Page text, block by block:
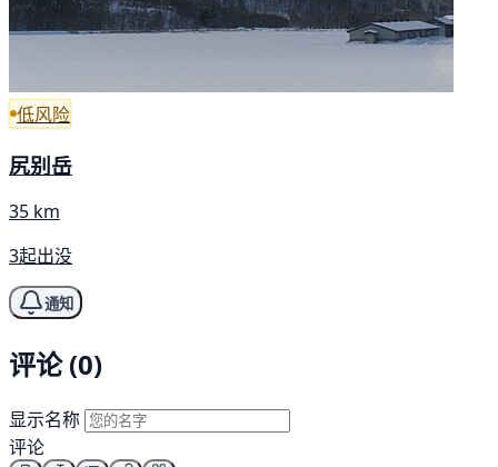
低风险
尻别岳
35 km
3起出没
通知
评论 (0)
显示名称
评论